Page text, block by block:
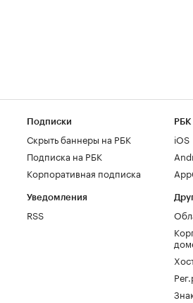
Подписки
Скрыть баннеры на РБК
Подписка на РБК
Корпоративная подписка
Уведомления
RSS
РБК
iOS